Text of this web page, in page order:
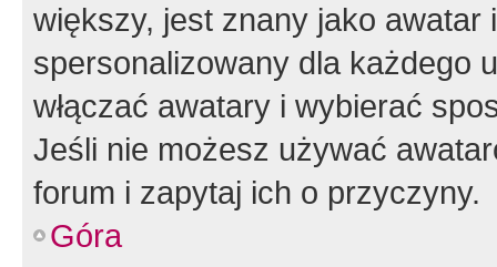
większy, jest znany jako
spersonalizowany dla każdego
włączać awatary i wybierać
Jeśli nie możesz używać
forum i zapytaj ich o przyczyny.
Góra